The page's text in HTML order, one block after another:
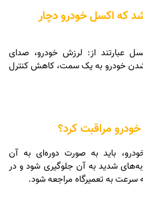
که اکسل خودرو دچار
عبارتند از: لرزش خودرو، صدای
شدن خودرو به یک سمت، کاهش کنترل
باید به صورت دوره‌ای به آن
شدید به آن جلوگیری شود و در
به تعمیرگاه مراجعه شود.